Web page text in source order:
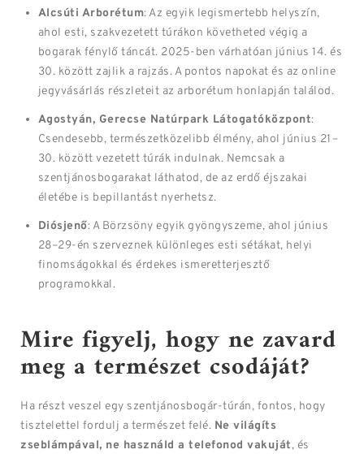
Alcsúti Arborétum: Az egyik legismertebb helyszín,
ahol esti, szakvezetett túrákon követheted végig a
bogarak fénylő táncát. 2025-ben várhatóan június 14. és
30. között zajlik a rajzás. A pontos napokat és az online
jegyvásárlás részleteit az arborétum honlapján találod.
Agostyán, Gerecse Natúrpark Látogatóközpont:
Csendesebb, természetközelibb élmény, ahol június 21–
30. között vezetett túrák indulnak. Nemcsak a
szentjánosbogarakat láthatod, de az erdő éjszakai
életébe is bepillantást nyerhetsz.
Diósjenő: A Börzsöny egyik gyöngyszeme, ahol június
28–29-én szerveznek különleges esti sétákat, helyi
finomságokkal és érdekes ismeretterjesztő
programokkal.
Mire figyelj, hogy ne zavard
meg a természet csodáját?
Ha részt veszel egy szentjánosbogár-túrán, fontos, hogy
tisztelettel fordulj a természet felé. Ne világíts
zseblámpával, ne használd a telefonod vakuját, és